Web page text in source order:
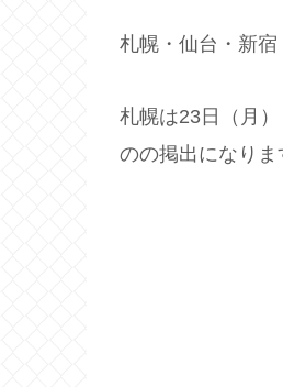
札幌・仙台・新宿
札幌は23日（月
のの掲出になりま